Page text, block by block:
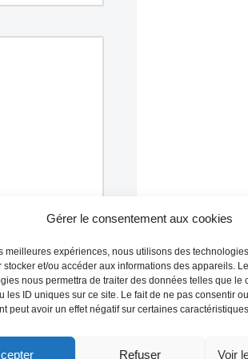
Gérer le consentement aux cookies
meilleures expériences, nous utilisons des
stocker et/ou accéder aux informations des appareils.
nous permettra de traiter des données telles que le
les ID uniques sur ce site. Le fait de ne pas consentir
peut avoir un effet négatif sur certaines
Refuser Voir